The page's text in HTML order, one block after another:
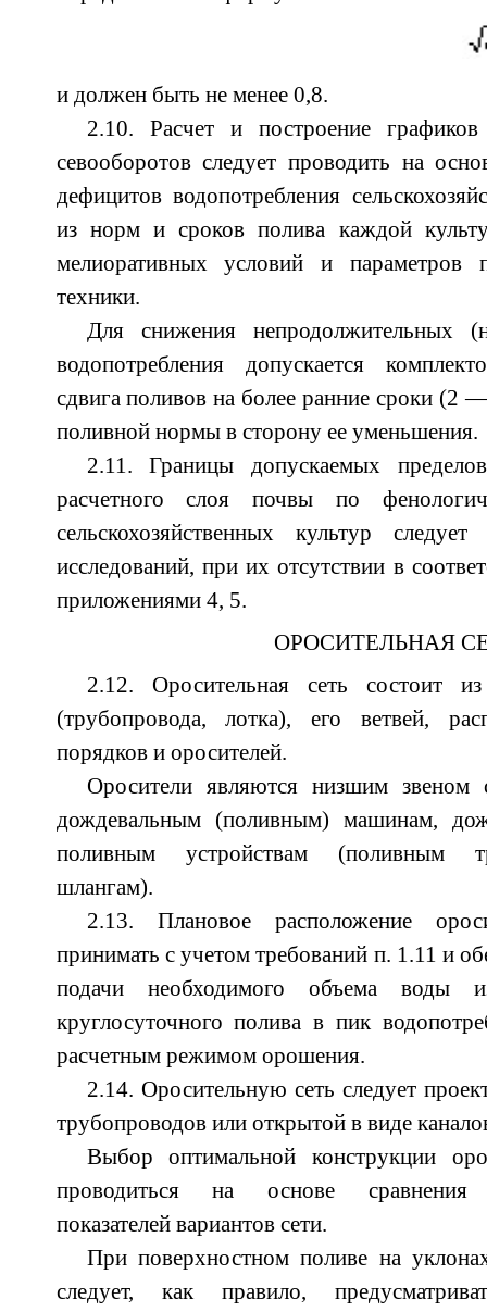
и должен быть не менее 0,8.
2.10. Расчет и построение
севооборотов следует проводить на
дефицитов водопотребления
из норм и сроков полива каждой
мелиоративных условий и параметров
техники.
Для снижения непродолжительных
водопотребления допускается
сдвига поливов на более ранние сроки (2
поливной нормы в сторону ее уменьшения.
2.11. Границы допускаемых
расчетного слоя почвы по
сельскохозяйственных культур
исследований, при их отсутствии в
приложениями 4, 5.
ОРОСИТЕЛЬНАЯ
2.12. Оросительная сеть состоит из
(трубопровода, лотка), его ветвей,
порядков и оросителей.
Оросители являются низшим
дождевальным (поливным) машинам,
поливным устройствам (поливным
шлангам).
2.13. Плановое расположение
принимать с учетом требований п. 1.11 и
подачи необходимого объема воды
круглосуточного полива в пик
расчетным режимом орошения.
2.14. Оросительную сеть следует
трубопроводов или открытой в виде
Выбор оптимальной конструкции
проводиться на основе сравнения
показателей вариантов сети.
При поверхностном поливе на
следует, как правило,